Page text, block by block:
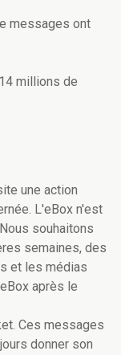
messages ont
millions de
une action
L'eBox n'est
souhaitons
semaines, des
et les médias
après le
Ces messages
donner son